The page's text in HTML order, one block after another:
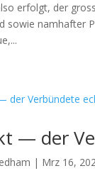
erfol­gt, der
sowie namhafter
— der
| Mrz 16,